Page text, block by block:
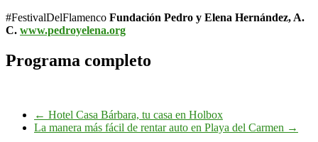
#FestivalDelFlamenco Fundación Pedro y Elena Hernández, A.
C. www.pedroyelena.org
Programa completo
← Hotel Casa Bárbara, tu casa en Holbox
La manera más fácil de rentar auto en Playa del Carmen →